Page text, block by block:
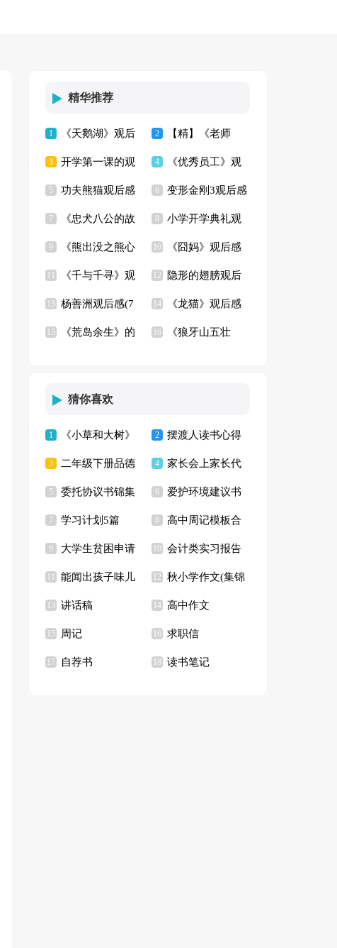
精华推荐
1 《天鹅湖》观后
感(6篇)
2 【精】《老师
好》观后感
3 开学第一课的观
后感
4 《优秀员工》观
后感
5 功夫熊猫观后感
(精选15篇)
6 变形金刚3观后感
7 《忠犬八公的故
事》观后感15篇
8 小学开学典礼观
后感
9 《熊出没之熊心
归来》观后感
10 《囧妈》观后感
(14篇)
《千与千寻》观
后感通用15篇
12 隐形的翅膀观后
感(集锦15篇)
13 杨善洲观后感(7
篇)
14 《龙猫》观后感
(汇编15篇)
15 《荒岛余生》的 16 《狼牙山五壮
猜你喜欢
1 《小草和大树》
读后感(集合15篇)
2 摆渡人读书心得
【推荐】
3 二年级下册品德
与生活教学计划
4 家长会上家长代
表发言稿(15篇)
5 委托协议书锦集
六篇
6 爱护环境建议书
(精选15篇)
7 学习计划5篇 8 高中周记模板合
集七篇
9 大学生贫困申请
书【热】
10 会计类实习报告
汇编七篇
能闻出孩子味儿
的乌龟读后感(通用
15篇)
12 秋小学作文(集锦
15篇)
13 讲话稿 14 高中作文
15 周记 16 求职信
17 自荐书 18 读书笔记